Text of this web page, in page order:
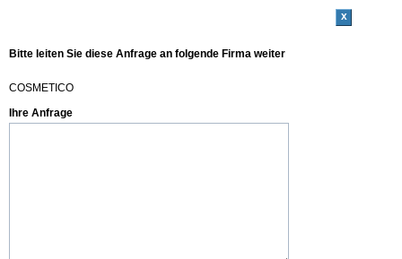
x
Bitte leiten Sie diese Anfrage an folgende Firma weiter
COSMETICO
Ihre Anfrage